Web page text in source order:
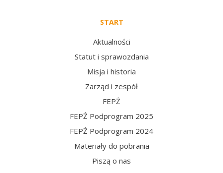
START
Aktualności
Statut i sprawozdania
Misja i historia
Zarząd i zespół
FEPŻ
FEPŻ Podprogram 2025
FEPŻ Podprogram 2024
Materiały do pobrania
Piszą o nas